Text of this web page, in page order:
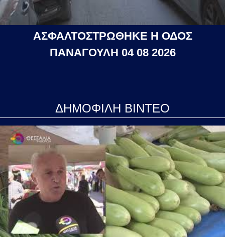
ΑΣΦΑΛΤΟΣΤΡΩΘΗΚΕ Η ΟΔΟΣ
ΠΑΝΑΓΟΥΛΗ 04 08 2026
ΔΗΜΟΦΙΛΗ ΒΙΝΤΕΟ